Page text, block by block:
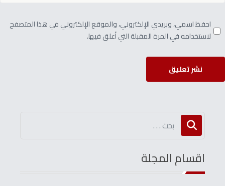
احفظ اسمي، وبريدي الإلكتروني، والموقع الإلكتروني في هذا المتصفح
لاستخدامه في المرة المقبلة التي أعلق فيها.
نشر تعليق
اقسام المجلة